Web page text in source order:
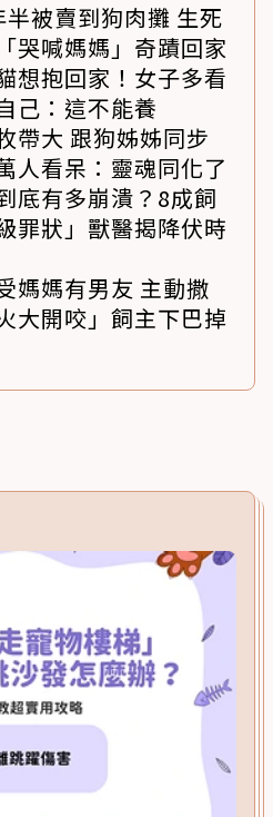
被賣到狗肉攤 生死
哭喊媽媽」奇蹟回家
想抱回家！女子多看
己：這不能養
帶大 跟狗姊姊同步
人看呆：靈魂同化了
底有多崩潰？8成飼
罪狀」獸醫揭降伏時
媽媽有男友 主動撒
大開咬」飼主下巴掉